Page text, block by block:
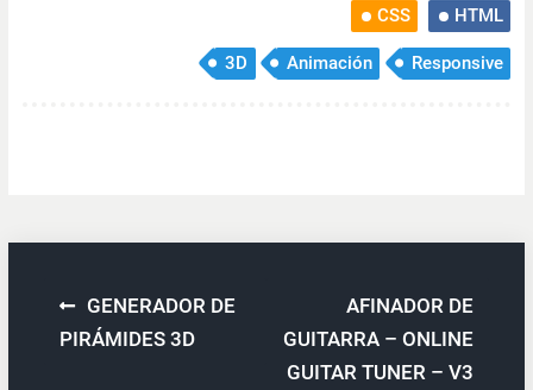
CSS HTML
3D Animación Responsive
Navegación
de
GENERADOR DE
PIRÁMIDES 3D
AFINADOR DE
GUITARRA – ONLINE
GUITAR TUNER – V3